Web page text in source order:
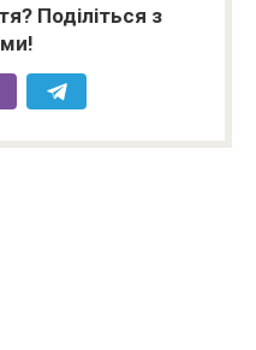
Поділіться з